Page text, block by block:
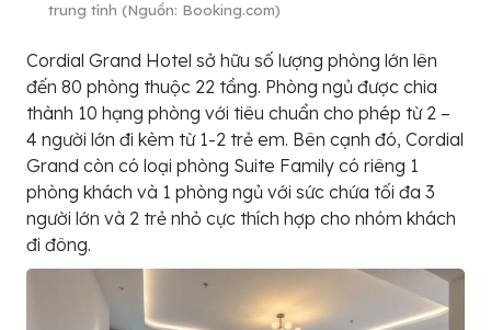
trung tính (Nguồn: Booking.com)
Cordial Grand Hotel sở hữu số lượng phòng lớn lên
đến 80 phòng thuộc 22 tầng. Phòng ngủ được chia
thành 10 hạng phòng với tiêu chuẩn cho phép từ 2 –
4 người lớn đi kèm từ 1-2 trẻ em. Bên cạnh đó, Cordial
Grand còn có loại phòng Suite Family có riêng 1
phòng khách và 1 phòng ngủ với sức chứa tối đa 3
người lớn và 2 trẻ nhỏ cực thích hợp cho nhóm khách
đi đông.